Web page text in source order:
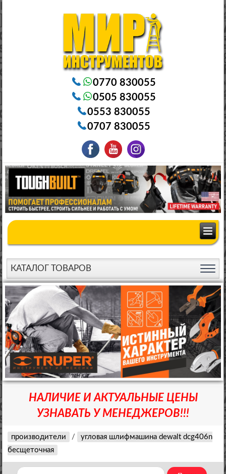
0770 830055
0505 830055
0553 830055
0707 830055
КАТАЛОГ ТОВАРОВ
НАЛИЧИЕ И АКТУАЛЬНЫЕ ЦЕНЫ
УЗНАВАТЬ У МЕНЕДЖЕРОВ!!!
производители /
угловая шлифмашина dewalt dcg406n
бесщеточная